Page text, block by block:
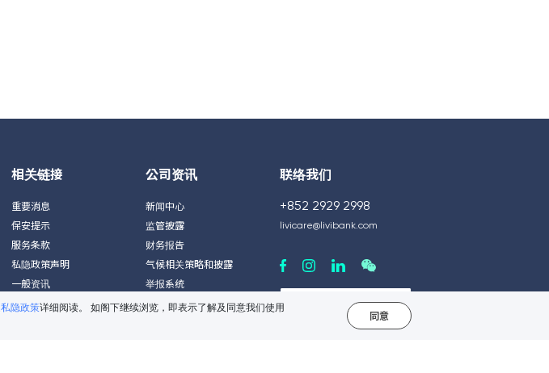
私隐政策详细阅读。 如阁下继续浏览，即表示了解及同意我们使用
同意
相关链接
重要消息
保安提示
服务条款
私隐政策声明
一般资讯
服务收费
公司资讯
新闻中心
监管披露
财务报告
气候相关策略和披露
举报系统
联络我们
+852 2929 2998
livicare@livibank.com